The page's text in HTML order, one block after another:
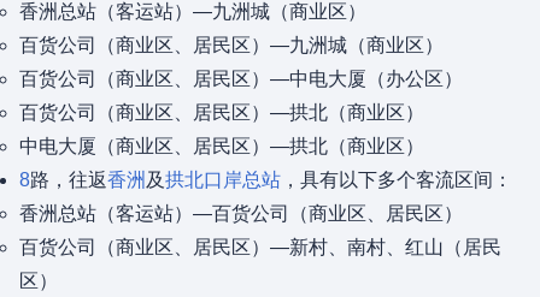
香洲总站（客运站）—九洲城（商业区）
百货公司（商业区、居民区）—九洲城（商业区）
百货公司（商业区、居民区）—中电大厦（办公区）
百货公司（商业区、居民区）—拱北（商业区）
中电大厦（商业区、居民区）—拱北（商业区）
8路，往返香洲 及拱北口岸总站 ，具有以下多个客流区间：
香洲总站（客运站）—百货公司（商业区、居民区）
百货公司（商业区、居民区）—新村、南村、红山（居民
区）